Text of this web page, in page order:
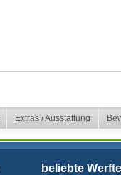
Extras / Ausstattung
beliebte